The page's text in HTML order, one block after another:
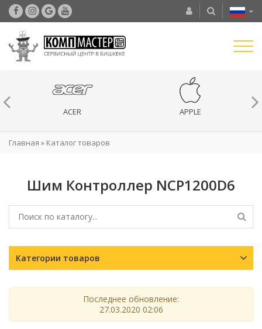
ACER APPLE
Главная » Каталог товаров
Шим Контроллер NCP1200D6
Категории товаров
Последнее обновление:
27.03.2020 02:06